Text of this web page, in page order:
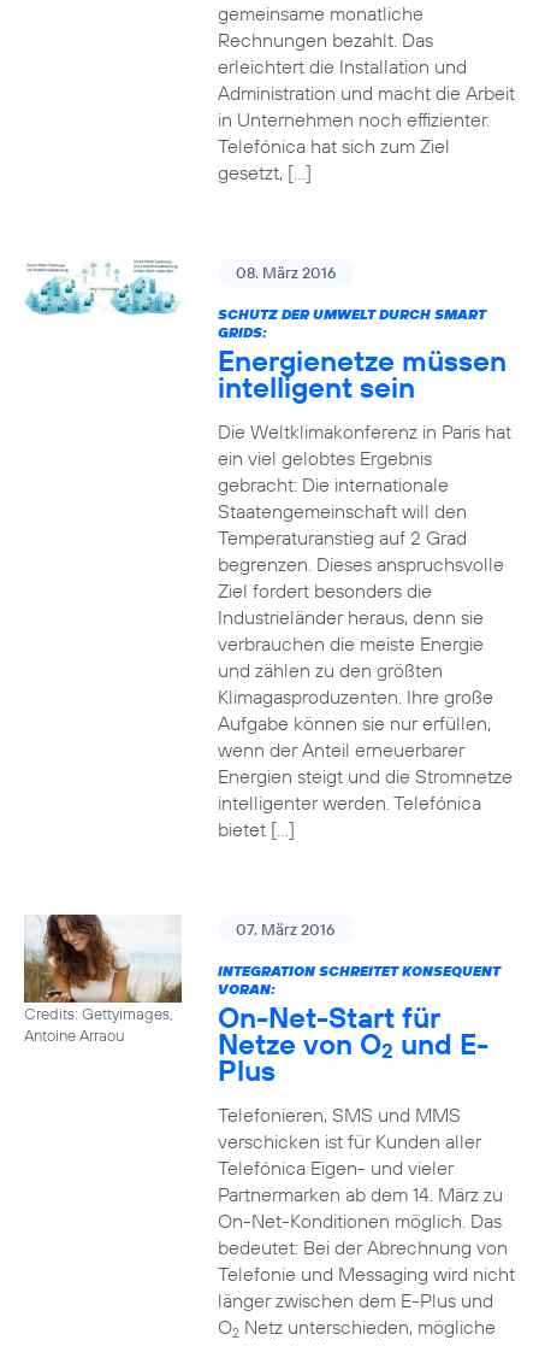
gemeinsame monatliche
Rechnungen bezahlt. Das
erleichtert die Installation und
Administration und macht die Arbeit
in Unternehmen noch effizienter.
Telefónica hat sich zum Ziel
gesetzt, […]
08. März 2016
SCHUTZ DER UMWELT DURCH SMART
GRIDS:
Energienetze müssen
intelligent sein
Die Weltklimakonferenz in Paris hat
ein viel gelobtes Ergebnis
gebracht: Die internationale
Staatengemeinschaft will den
Temperaturanstieg auf 2 Grad
begrenzen. Dieses anspruchsvolle
Ziel fordert besonders die
Industrieländer heraus, denn sie
verbrauchen die meiste Energie
und zählen zu den größten
Klimagasproduzenten. Ihre große
Aufgabe können sie nur erfüllen,
wenn der Anteil erneuerbarer
Energien steigt und die Stromnetze
intelligenter werden. Telefónica
bietet […]
Credits: Gettyimages,
Antoine Arraou
07. März 2016
INTEGRATION SCHREITET KONSEQUENT
VORAN:
On-Net-Start für
Netze von O2 und E-
Plus
Telefonieren, SMS und MMS
verschicken ist für Kunden aller
Telefónica Eigen- und vieler
Partnermarken ab dem 14. März zu
On-Net-Konditionen möglich. Das
bedeutet: Bei der Abrechnung von
Telefonie und Messaging wird nicht
länger zwischen dem E-Plus und
O2Netz unterschieden, mögliche